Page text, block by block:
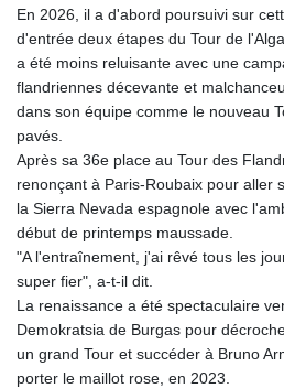
En 2026, il a d'abord poursuivi sur
d'entrée deux étapes du Tour de
a été moins reluisante avec une
flandriennes décevante et
dans son équipe comme le nouveau
pavés.
Après sa 36e place au Tour des
renonçant à Paris-Roubaix pour aller
la Sierra Nevada espagnole avec
début de printemps maussade.
"A l'entraînement, j'ai rêvé tous les
super fier", a-t-il dit.
La renaissance a été spectaculaire
Demokratsia de Burgas pour
un grand Tour et succéder à Bruno
porter le maillot rose, en 2023.